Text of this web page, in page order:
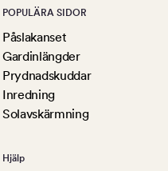
POPULÄRA SIDOR
Påslakanset
Gardinlängder
Prydnadskuddar
Inredning
Solavskärmning
Hjälp